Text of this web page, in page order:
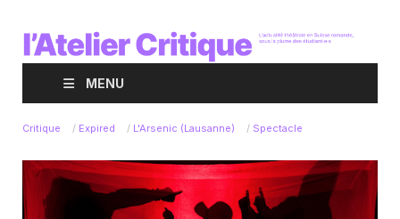
MENU
Critique / Expired / L'Arsenic (Lausanne) / Spectacle